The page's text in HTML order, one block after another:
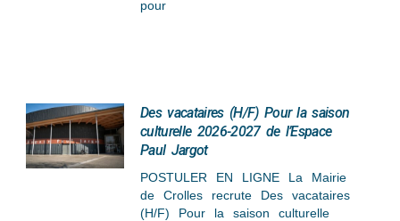
pour
Des vacataires (H/F) Pour la saison
culturelle 2026-2027 de l’Espace
Paul Jargot
POSTULER EN LIGNE La Mairie
de Crolles recrute Des vacataires
(H/F) Pour la saison culturelle